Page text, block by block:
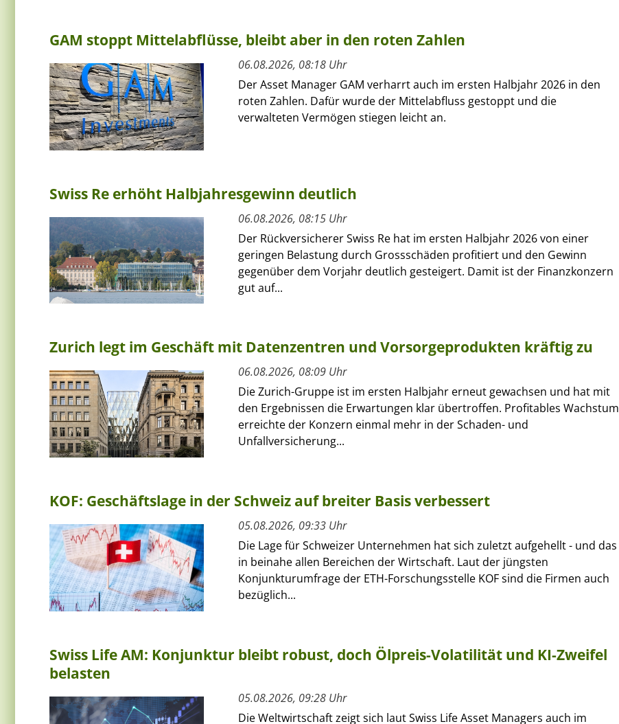
GAM stoppt Mittelabflüsse, bleibt aber in den roten Zahlen
06.08.2026, 08:18 Uhr
Der Asset Manager GAM verharrt auch im ersten Halbjahr 2026 in den
roten Zahlen. Dafür wurde der Mittelabfluss gestoppt und die
verwalteten Vermögen stiegen leicht an.
Swiss Re erhöht Halbjahresgewinn deutlich
06.08.2026, 08:15 Uhr
Der Rückversicherer Swiss Re hat im ersten Halbjahr 2026 von einer
geringen Belastung durch Grossschäden profitiert und den Gewinn
gegenüber dem Vorjahr deutlich gesteigert. Damit ist der Finanzkonzern
gut auf...
Zurich legt im Geschäft mit Datenzentren und Vorsorgeprodukten kräftig zu
06.08.2026, 08:09 Uhr
Die Zurich-Gruppe ist im ersten Halbjahr erneut gewachsen und hat mit
den Ergebnissen die Erwartungen klar übertroffen. Profitables Wachstum
erreichte der Konzern einmal mehr in der Schaden- und
Unfallversicherung...
KOF: Geschäftslage in der Schweiz auf breiter Basis verbessert
05.08.2026, 09:33 Uhr
Die Lage für Schweizer Unternehmen hat sich zuletzt aufgehellt - und das
in beinahe allen Bereichen der Wirtschaft. Laut der jüngsten
Konjunkturumfrage der ETH-Forschungsstelle KOF sind die Firmen auch
bezüglich...
Swiss Life AM: Konjunktur bleibt robust, doch Ölpreis-Volatilität und KI-Zweifel
belasten
05.08.2026, 09:28 Uhr
Die Weltwirtschaft zeigt sich laut Swiss Life Asset Managers auch im